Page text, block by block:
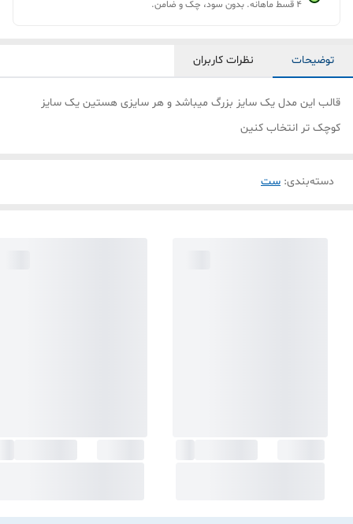
۴ قسط ماهانه. بدون سود، چک و ضامن.
توضیحات نظرات کاربران
قالب این مدل یک سایز بزرگ میباشد و هر سایزی هستین یک سایز
کوچک تر انتخاب کنین
دسته‌بندی: ست